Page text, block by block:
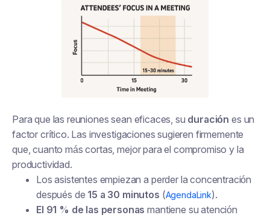
Para que las reuniones sean eficaces, su duración es un
factor crítico. Las investigaciones sugieren firmemente
que, cuanto más cortas, mejor para el compromiso y la
productividad.
Los asistentes empiezan a perder la concentración
después de 15 a 30 minutos (AgendaLink).
El 91 % de las personas mantiene su atención